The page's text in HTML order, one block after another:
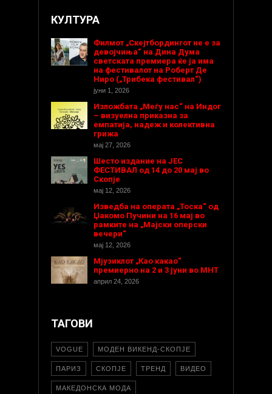
КУЛТУРА
Филмот „Скејтбордингот не е за
девојчиња“ на Дина Дума
светската премиера ќе ја има
на фестивалот на Роберт Де
Ниро („Трибека фестивал“)
јуни 1, 2026
Изложбата „Меѓу нас“ на Индог
– визуелна приказна за
емпатија, надеж и колективна
грижа
мај 27, 2026
Шесто издание на ЈЕС
ФЕСТИВАЛ од 14 до 20 мај во
Скопје
мај 12, 2026
Изведба на операта „Тоска“ од
Џакомо Пучини на 16 мај во
рамките на „Мајски оперски
вечери“
мај 12, 2026
Мјузиклот „Као какао“
премиерно на 2 и 3 јуни во МНТ
април 24, 2026
ТАГОВИ
VOGUE МОДЕН ВИКЕНД-СКОПЈЕ
ПАРИЗ СКОПЈЕ ТРЕНД ВИДЕО
МАКЕДОНСКА МОДА